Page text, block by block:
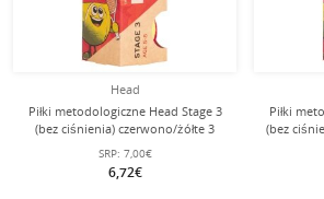
Head
Piłki metodologiczne Head Stage 3
(bez ciśnienia) czerwono/żółte 3
sztuki
SRP: 7,00€
6,72€
Piłki
(bez